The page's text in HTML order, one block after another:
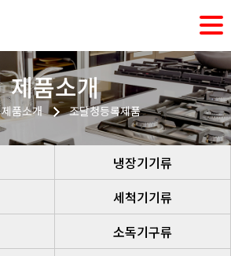
제품소개
제품소개 조달청등록제품
냉장기기류
세척기기류
소독기구류